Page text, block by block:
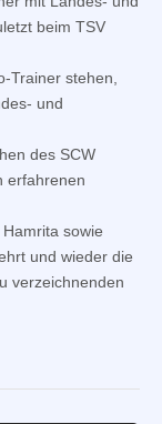
beim TSV
Trainer stehen,
und
des SCW
erfahrenen
sowie
und wieder die
verzeichnenden